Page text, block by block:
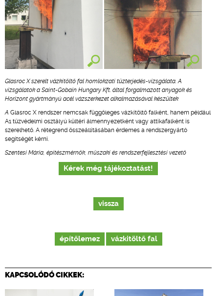
Glasroc X szerelt vázkitöltő fal homlokzati tűzterjedés-vizsgálata. A
vizsgálatok a Saint-Gobain Hungary Kft. által forgalmazott anyagok és
Horizont gyártmányú acél vázszerkezet alkalmazásával készültek
A Glasroc X rendszer nemcsak függőleges vázkitöltő falként, hanem például
A1 tűzvédelmi osztályú kültéri álmennyezetként vagy attikafalként is
szerelhető. A rétegrend összeállításában érdemes a rendszergyártó
segítségét kérni.
Szentesi Mária, építészmérnök, műszaki és rendszerfejlesztési vezető
Kérek még tájékoztatást!
vissza
építőlemez vázkitöltő fal
KAPCSOLÓDÓ CIKKEK: